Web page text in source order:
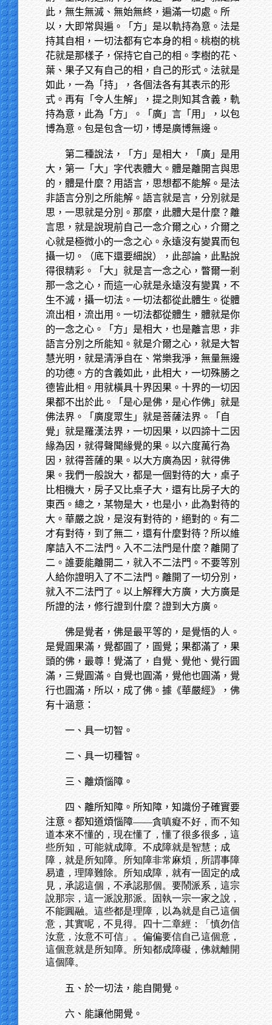
此，無生無滅、無始無終，遍滿一切處。所
以，大即常與遍。「方」是以軌持為意。法是
持其自相，一切法都有它本身的相。桃樹的桃
花就是那樣子，保持它自己的相。李樹的花、
葉、果子又有自己的相，自己的形式。法就是
如此，一為「持」，各個法各有其表示的形
式。再有「令人生解」，提之則知其含義，軌
持為意，此為「方」。「廣」言「用」，以包
博為意。包是包含一切，博是廣博無邊。
第二種說法，「方」是相大，「廣」是用
大，第一「大」字代表體大。體是離開言與思
的，體是什麼？用語言，思想都不能解。是法
非語言分別之所能解。語言就是言，分別就是
思，一思就是分別。那麼，此體大是什麼？離
言思，就是說現前自己一念介爾之心，介爾之
心就是極微小的一念之心。永遠沒有變異而包
攝一切。（底下還要細說），此部論，此點說
得很精彩。「大」就是言一念之心，瞥爾一剎
那一念之心，而這一心就是永遠沒有變異，不
生不滅，攝一切法。一切法都從此體生。從體
流出相，流出用。一切法都從體生，體就是你
的一念之心。「方」是相大，也是離言思，非
語言分別之所能知。就是介爾之心，就是大智
慧光明，就是清淨自在、常樂我淨，無量無邊
的功德。方的含義如此，此相大，一切殊勝之
德皆此相。用就橫具十界因果。十界的一切因
果都不出於此。「是心是佛，是心作佛」就是
佛法界。「廣度眾生」就是菩薩法界。「自
覺」就是羅漢法界，一切因果，以四諦十二因
緣為因，就得聲聞緣覺的果。以六度萬行為
因，就得菩薩的果。以大方廣為因，就得佛
果。我們一般說大，都是一個對待的大，桌子
比相機大，房子又比桌子大，還有比房子大的
東西。總之，某物是大，也是小，此為對待的
大。華嚴之說，是沒有對待的，絕對的。有二
才有對待，到了無二，還有什麼對待？所以維
摩詰入不二法門。入不二法門是什麼？離開了
二。誰要能離開二，就入不二法門。不要等別
人給你證明入了不二法門。離開了一切分別，
就入不二法門了。以上解釋大方廣，大方廣是
所證的法，修行證到什麼？證到大方廣。
佛是覺者，佛是最平等的，是覺悟的人。
是覺圓果滿，覺都圓了，圓覺；果都滿了，果
頭的佛，最尊！覺滿了，自覺、覺他、覺行圓
滿，三覺圓滿。自覺也圓滿，覺他也圓滿，覺
行也圓滿，所以，成了佛。據《華嚴經》，佛
有十涵意：
一、具一切智。
二、具一切種智。
三、離煩惱障。
四、離所知障。所知障，知識份子確實要
注意。都知道煩惱障——貪嗔癡不好，而不知
道本來不懂的，現在懂了，懂了很多很多，這
些所知，可能就成障。不成障就是智慧；成
障，就是所知障。所知障非常麻煩，所謂事障
易遣，理障難除。所知成障，就有一固定的成
見，承認這個，不承認那個。要鬧派系，這宗
說那宗，這一派說那派。固執一宗一家之說，
不能圓融。這些都是理障，以為就是自己這個
意，其實呢，不見得。四十二章經：「慎勿信
汝意，汝意不可信」。偏偏要信自己這個意，
這個意就是所知障。所知都成障礙，佛就離開
這個障。
五、於一切法，能自開覺。
六、能讓他開覺。